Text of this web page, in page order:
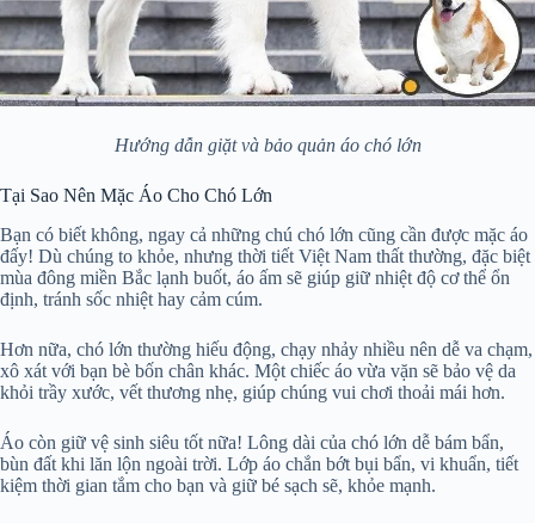
Hướng dẫn giặt và bảo quản áo chó lớn
Tại Sao Nên Mặc Áo Cho Chó Lớn
Bạn có biết không, ngay cả những chú chó lớn cũng cần được mặc áo
đấy! Dù chúng to khỏe, nhưng thời tiết Việt Nam thất thường, đặc biệt
mùa đông miền Bắc lạnh buốt, áo ấm sẽ giúp giữ nhiệt độ cơ thể ổn
định, tránh sốc nhiệt hay cảm cúm.
Hơn nữa, chó lớn thường hiếu động, chạy nhảy nhiều nên dễ va chạm,
xô xát với bạn bè bốn chân khác. Một chiếc áo vừa vặn sẽ bảo vệ da
khỏi trầy xước, vết thương nhẹ, giúp chúng vui chơi thoải mái hơn.
Áo còn giữ vệ sinh siêu tốt nữa! Lông dài của chó lớn dễ bám bẩn,
bùn đất khi lăn lộn ngoài trời. Lớp áo chắn bớt bụi bẩn, vi khuẩn, tiết
kiệm thời gian tắm cho bạn và giữ bé sạch sẽ, khỏe mạnh.